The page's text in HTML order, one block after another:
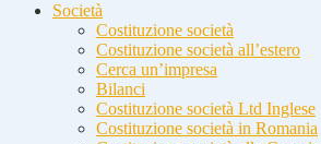
Società
Costituzione società
Costituzione società all’estero
Cerca un’impresa
Bilanci
Costituzione società Ltd Inglese
Costituzione società in Romania